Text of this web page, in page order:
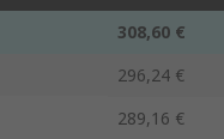
308,60 €
296,24 €
289,16 €